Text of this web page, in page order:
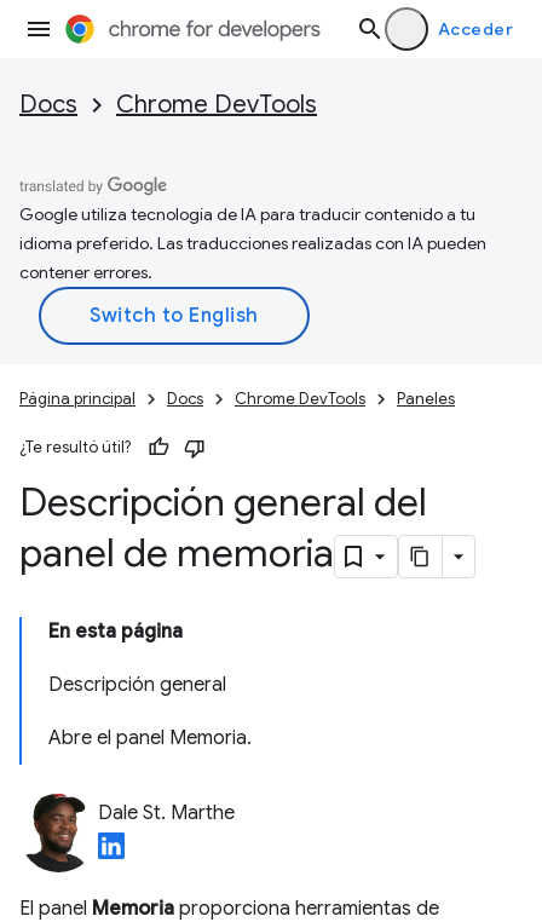
Acceder
Docs Chrome DevTools
Google utiliza tecnología de IA para traducir contenido a tu
idioma preferido. Las traducciones realizadas con IA pueden
contener errores.
Página principal Docs Chrome DevTools Paneles
¿Te resultó útil?
Descripción general del
panel de memoria
En esta página
Descripción general
Abre el panel Memoria.
Dale St. Marthe
El panel Memoria proporciona herramientas de